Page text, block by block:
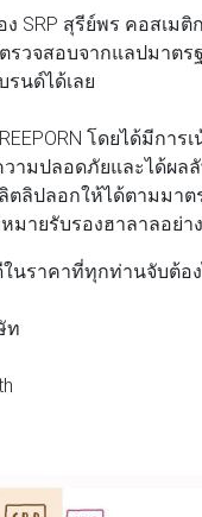
สุรีย์พร คอสเมติ
วจสอบจากแลปมาตร
นด์ได้เลย
โดยได้มีการ
ามปลอดภัยและได้ผล
ตลิปลอกให้ได้ตามม
มายรับรองฮาลาลอย่า
ราคาที่ทุกท่านจับต้อง
ท